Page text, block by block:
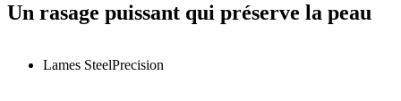
Un rasage puissant qui préserve la peau
Lames SteelPrecision